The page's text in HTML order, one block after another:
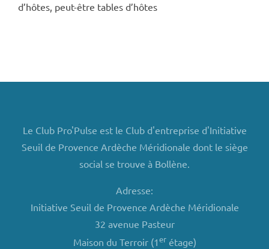
d’hôtes, peut-être tables d’hôtes
Le Club Pro'Pulse est le Club d'entreprise d'Initiative
Seuil de Provence Ardèche Méridionale dont le siège
social se trouve à Bollène.
Adresse:
Initiative Seuil de Provence Ardèche Méridionale
32 avenue Pasteur
Maison du Terroir (1erétage)